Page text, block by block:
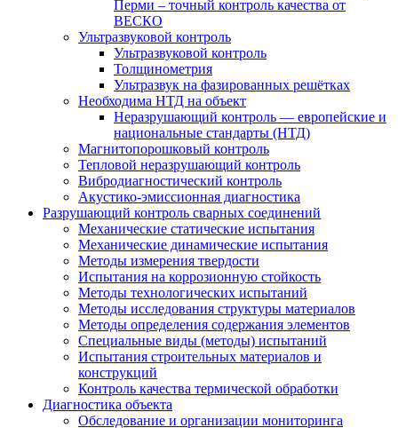
Перми – точный контроль качества от
ВЕСКО
Ультразвуковой контроль
Ультразвуковой контроль
Толщинометрия
Ультразвук на фазированных решётках
Необходима НТД на объект
Неразрушающий контроль — европейские и
национальные стандарты (НТД)
Магнитопорошковый контроль
Тепловой неразрушающий контроль
Вибродиагностический контроль
Акустико-эмиссионная диагностика
Разрушающий контроль сварных соединений
Механические статические испытания
Механические динамические испытания
Методы измерения твердости
Испытания на коррозионную стойкость
Методы технологических испытаний
Методы исследования структуры материалов
Методы определения содержания элементов
Специальные виды (методы) испытаний
Испытания строительных материалов и
конструкций
Контроль качества термической обработки
Диагностика объекта
Обследование и организации мониторинга